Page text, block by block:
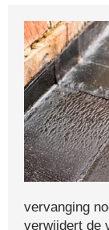
vervanging
verwijdert de